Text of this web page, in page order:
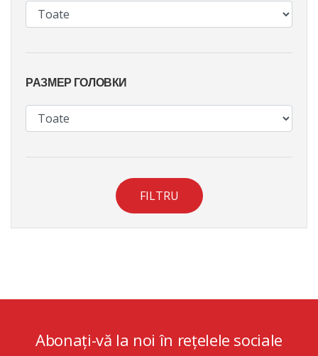
РАЗМЕР ГОЛОВКИ
FILTRU
Abonați-vă la noi în rețelele sociale